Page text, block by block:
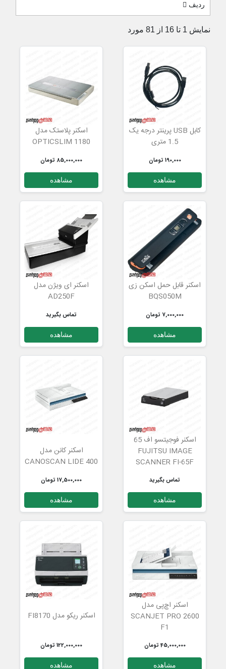
ردیف
نمایش 1 تا 16 از 81 مورد
کابل USB پرینتر درجه یک
1.5 متری
190,000 تومان
مشاهده
اسکنر پلاستک مدل
OPTICSLIM 1180
85,000,000 تومان
مشاهده
اسکنر قابل حمل اسکن زی
BQS050M
7,000,000 تومان
مشاهده
اسکنر ای ویژن مدل
AD250F
تماس بگیرید
مشاهده
اسکنر فوجیتسو اف 65
FUJITSU IMAGE
SCANNER FI-65F
تماس بگیرید
مشاهده
اسکنر کانن مدل
CANOSCAN LIDE 400
17,500,000 تومان
مشاهده
اسکنر اچ‌پی مدل
SCANJET PRO 2600
F1
45,000,000 تومان
مشاهده
اسکنر ریکو مدل FI8170
122,000,000 تومان
مشاهده